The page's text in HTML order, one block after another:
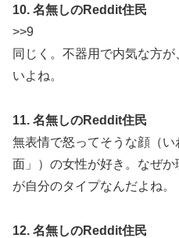
10. 名無しのReddit住民
>>9
同じく。不器用で内気な方
いよね。
11. 名無しのReddit住民
無表情で怒ってそうな顔（
面」）の女性が好き。なぜ
が自分のタイプなんだよね。
12. 名無しのReddit住民